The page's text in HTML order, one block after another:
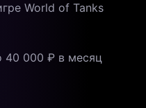
World of Tanks
40 000 ₽ в месяц